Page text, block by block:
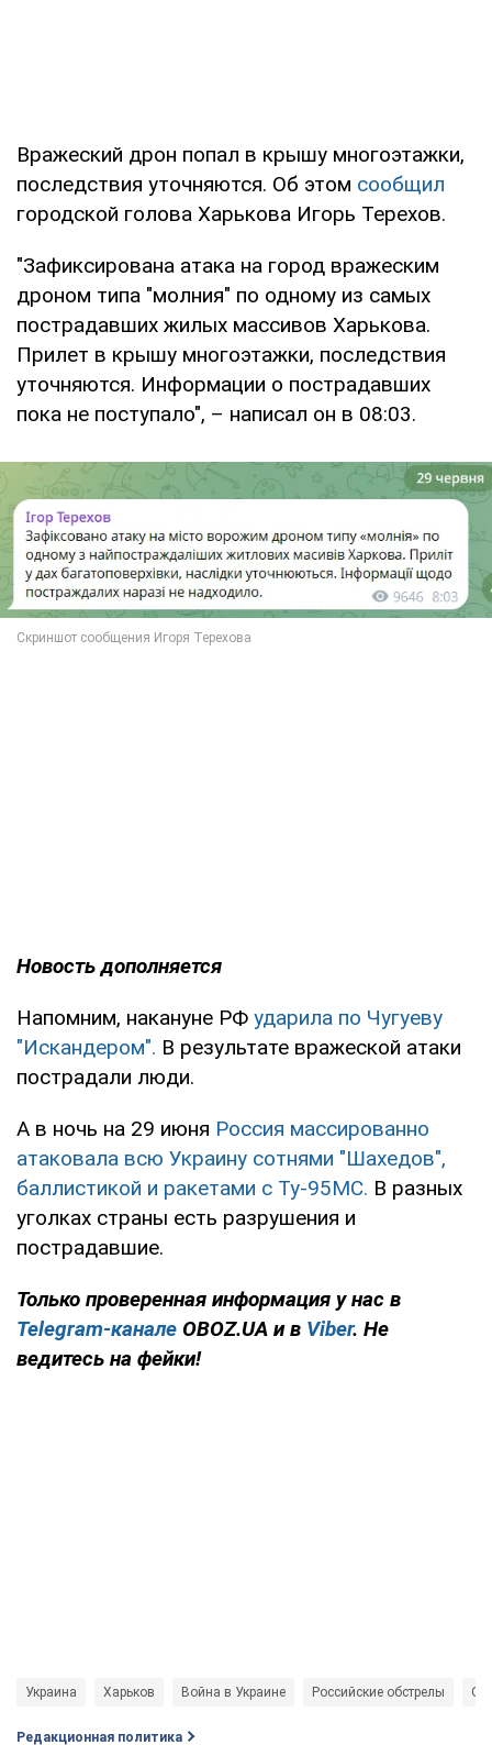
Вражеский дрон попал в крышу многоэтажки,
последствия уточняются. Об этом сообщил
городской голова Харькова Игорь Терехов.
"Зафиксирована атака на город вражеским
дроном типа "молния" по одному из самых
пострадавших жилых массивов Харькова.
Прилет в крышу многоэтажки, последствия
уточняются. Информации о пострадавших
пока не поступало", – написал он в 08:03.
Новость дополняется
Напомним, накануне РФ ударила по Чугуеву
"Искандером". В результате вражеской атаки
пострадали люди.
А в ночь на 29 июня Россия массированно
атаковала всю Украину сотнями "Шахедов",
баллистикой и ракетами с Ту-95МС. В разных
уголках страны есть разрушения и
пострадавшие.
Только проверенная информация у нас в
Telegram-канале OBOZ.UA и в Viber. Не
ведитесь на фейки!
Украина Харьков Война в Украине Российские обстрелы
Редакционная политика